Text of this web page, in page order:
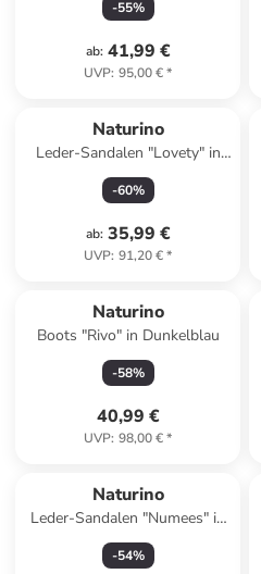
-55%
ab: 41,99 €
UVP: 95,00 €*
Naturino
Leder-Sandalen "Lovety" in
Gold
-60%
ab: 35,99 €
UVP: 91,20 €*
Naturino
Boots "Rivo" in Dunkelblau
-58%
40,99 €
UVP: 98,00 €*
Naturino
Leder-Sandalen "Numees" in
Beige
-54%